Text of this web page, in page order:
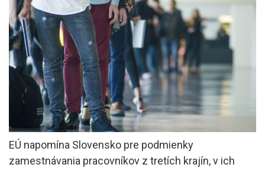
EÚ napomína Slovensko pre podmienky
zamestnávania pracovníkov z tretích krajín, v ich